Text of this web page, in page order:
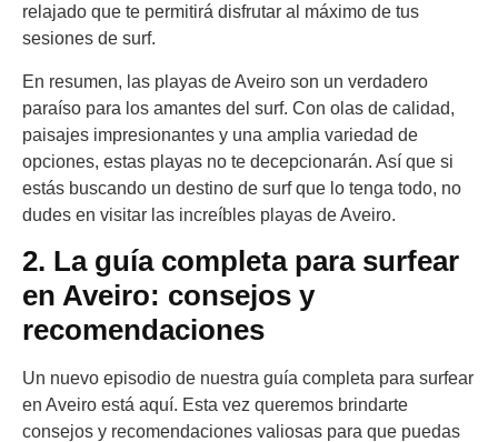
relajado que te permitirá disfrutar al máximo de tus
sesiones de surf.
En resumen, las playas de Aveiro son un verdadero
paraíso para los amantes del surf. Con olas de calidad,
paisajes impresionantes y una amplia variedad de
opciones, estas playas no te decepcionarán. Así que si
estás buscando un destino de surf que lo tenga todo, no
dudes en visitar las increíbles playas de Aveiro.
2. La guía completa para surfear
en Aveiro: consejos y
recomendaciones
Un nuevo episodio de nuestra guía completa para surfear
en Aveiro está aquí. Esta vez queremos brindarte
consejos y recomendaciones valiosas para que puedas